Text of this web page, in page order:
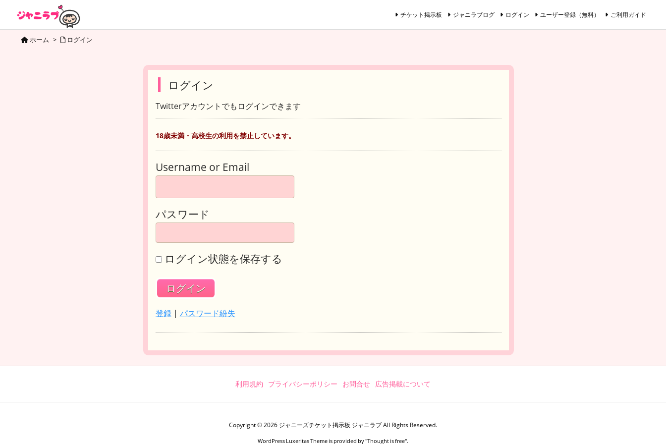
チケット掲示板 ジャニラブログ ログイン ユーザー登録（無料） ご利用ガイド
ホーム > ログイン
ログイン
Twitterアカウントでもログインできます
18歳未満・高校生の利用を禁止しています。
Username or Email
パスワード
ログイン状態を保存する
登録| パスワード紛失
利用規約 プライバシーポリシー お問合せ 広告掲載について
Copyright ©2026 ジャニーズチケット掲示板 ジャニラブAll Rights Reserved.
WordPress Luxeritas Theme is provided by "Thought is free".